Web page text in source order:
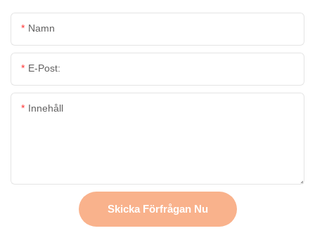
Namn
E-Post:
Innehåll
Skicka Förfrågan Nu